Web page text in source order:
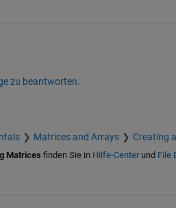
zu beantworten.
Matrices and Arrays Creating
Matrices finden Sie in Hilfe-Centerund File